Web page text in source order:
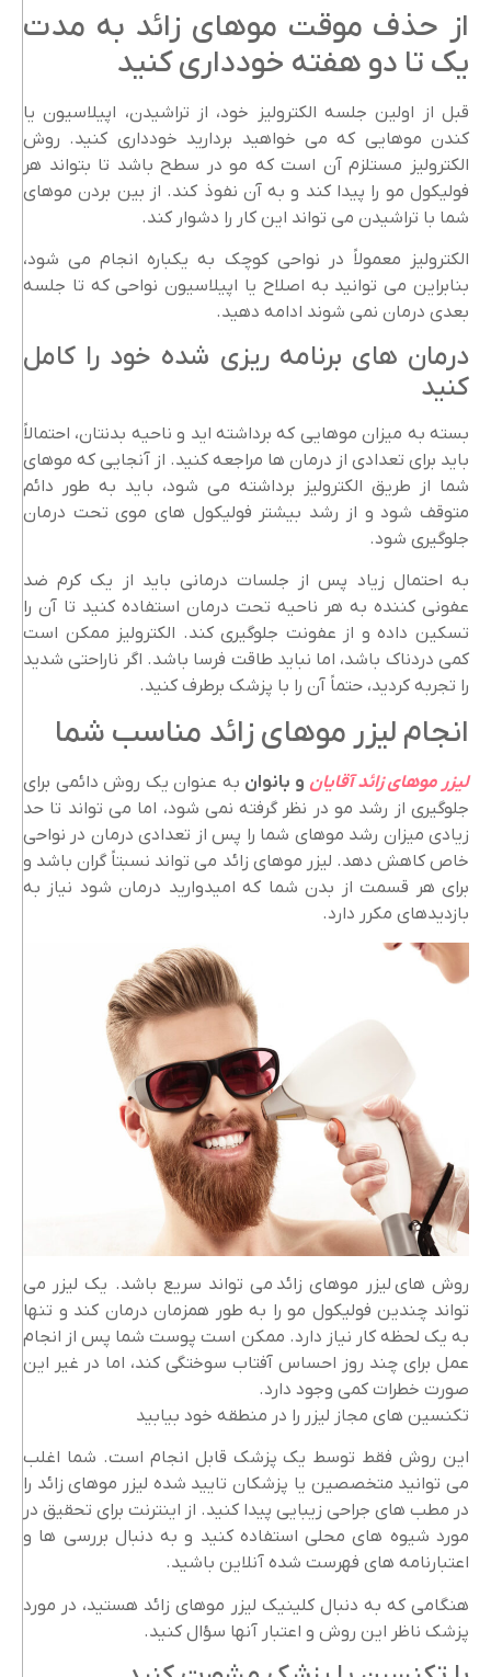
از حذف موقت موهای زائد به مدت
یک تا دو هفته خودداری کنید
قبل از اولین جلسه الکترولیز خود، از تراشیدن، اپیلاسیون یا
کندن موهایی که می خواهید بردارید خودداری کنید. روش
الکترولیز مستلزم آن است که مو در سطح باشد تا بتواند هر
فولیکول مو را پیدا کند و به آن نفوذ کند. از بین بردن موهای
شما با تراشیدن می تواند این کار را دشوار کند.
الکترولیز معمولاً در نواحی کوچک به یکباره انجام می شود،
بنابراین می توانید به اصلاح یا اپیلاسیون نواحی که تا جلسه
بعدی درمان نمی شوند ادامه دهید.
درمان های برنامه ریزی شده خود را کامل
کنید
بسته به میزان موهایی که برداشته اید و ناحیه بدنتان، احتمالاً
باید برای تعدادی از درمان ها مراجعه کنید. از آنجایی که موهای
شما از طریق الکترولیز برداشته می شود، باید به طور دائم
متوقف شود و از رشد بیشتر فولیکول های موی تحت درمان
جلوگیری شود.
به احتمال زیاد پس از جلسات درمانی باید از یک کرم ضد
عفونی کننده به هر ناحیه تحت درمان استفاده کنید تا آن را
تسکین داده و از عفونت جلوگیری کند. الکترولیز ممکن است
کمی دردناک باشد، اما نباید طاقت فرسا باشد. اگر ناراحتی شدید
را تجربه کردید، حتماً آن را با پزشک برطرف کنید.
انجام لیزر موهای زائد مناسب شما
لیزر موهای زائد آقایان و بانوان به عنوان یک روش دائمی برای
جلوگیری از رشد مو در نظر گرفته نمی شود، اما می تواند تا حد
زیادی میزان رشد موهای شما را پس از تعدادی درمان در نواحی
خاص کاهش دهد. لیزر موهای زائد می تواند نسبتاً گران باشد و
برای هر قسمت از بدن شما که امیدوارید درمان شود نیاز به
بازدیدهای مکرر دارد.
روش های لیزر موهای زائد می تواند سریع باشد. یک لیزر می
تواند چندین فولیکول مو را به طور همزمان درمان کند و تنها
به یک لحظه کار نیاز دارد. ممکن است پوست شما پس از انجام
عمل برای چند روز احساس آفتاب سوختگی کند، اما در غیر این
صورت خطرات کمی وجود دارد.
تکنسین های مجاز لیزر را در منطقه خود بیابید
این روش فقط توسط یک پزشک قابل انجام است. شما اغلب
می توانید متخصصین یا پزشکان تایید شده لیزر موهای زائد را
در مطب های جراحی زیبایی پیدا کنید. از اینترنت برای تحقیق در
مورد شیوه های محلی استفاده کنید و به دنبال بررسی ها و
اعتبارنامه های فهرست شده آنلاین باشید.
هنگامی که به دنبال کلینیک لیزر موهای زائد هستید، در مورد
پزشک ناظر این روش و اعتبار آنها سؤال کنید.